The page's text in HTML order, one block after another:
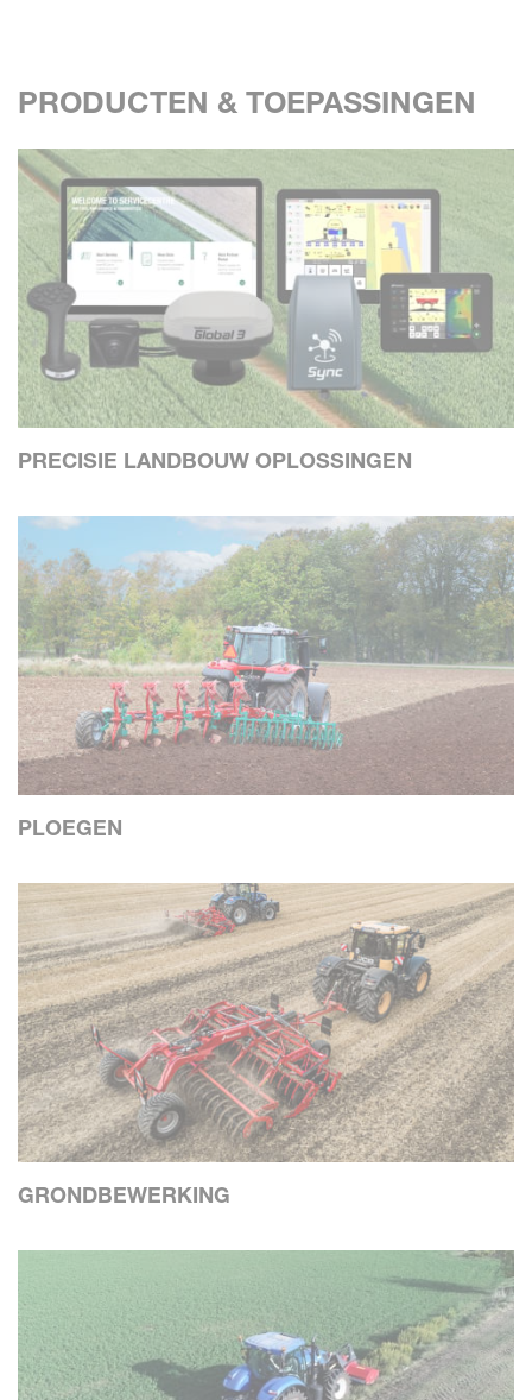
PRODUCTEN & TOEPASSINGEN
PRECISIE LANDBOUW OPLOSSINGEN
PLOEGEN
GRONDBEWERKING